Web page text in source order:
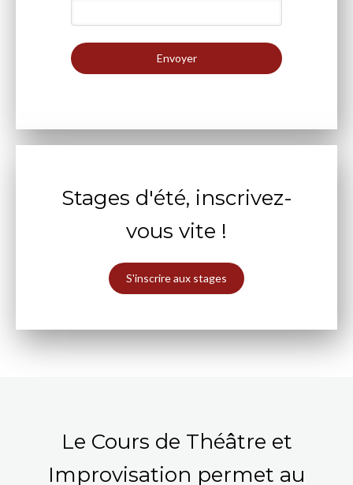
Envoyer
Stages d'été, inscrivez-
vous vite !
S'inscrire aux stages
Le Cours de Théâtre et
Improvisation permet au